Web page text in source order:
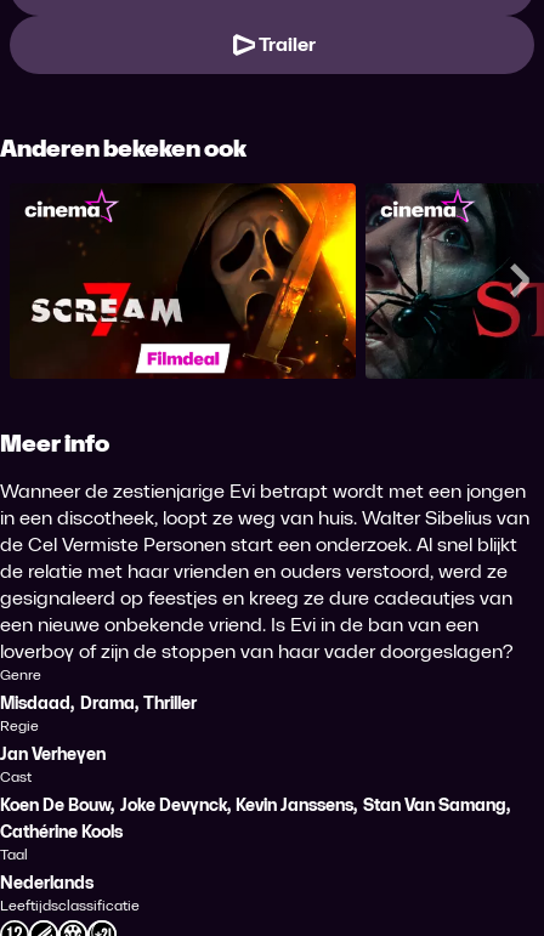
Trailer
Anderen bekeken ook
Scream 7
Meer info
Wanneer de zestienjarige Evi betrapt wordt met een jongen
in een discotheek, loopt ze weg van huis. Walter Sibelius van
de Cel Vermiste Personen start een onderzoek. Al snel blijkt
de relatie met haar vrienden en ouders verstoord, werd ze
gesignaleerd op feestjes en kreeg ze dure cadeautjes van
een nieuwe onbekende vriend. Is Evi in de ban van een
loverboy of zijn de stoppen van haar vader doorgeslagen?
Genre
Misdaad, Drama, Thriller
Regie
Jan Verheyen
Cast
Koen De Bouw, Joke Devynck, Kevin Janssens, Stan Van Samang,
Cathérine Kools
Taal
Nederlands
Leeftijdsclassificatie